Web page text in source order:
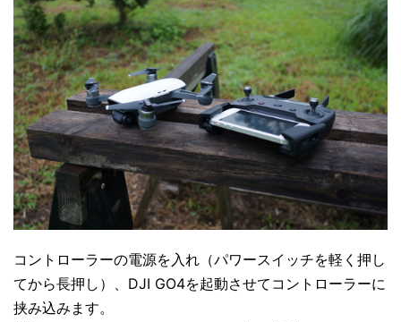
コントローラーの電源を入れ（パワースイッチを軽く押し
てから長押し）、DJI GO4を起動させてコントローラーに
挟み込みます。